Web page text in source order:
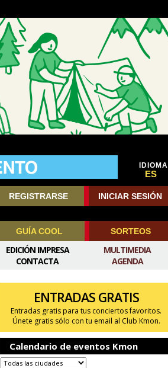
IDIOMA
ES
REGISTRARSE INICIAR SESIÓN
GUÍA COOL SORTEOS
MULTIMEDIA
AGENDA
EDICIÓN IMPRESA
CONTACTA
ENTRADAS GRATIS
Entradas gratis para tus conciertos favoritos.
Únete gratis sólo con tu email al Club Kmon.
Calendario de eventos Kmon